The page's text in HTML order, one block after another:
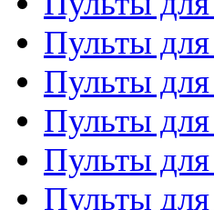
Пульты для
Пульты для
Пульты
Пульты для
Пульты